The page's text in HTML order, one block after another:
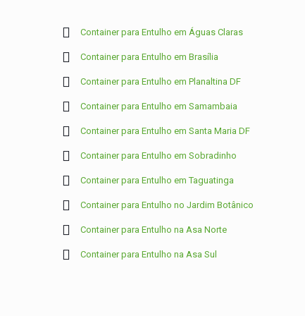
Container para Entulho em Águas Claras
Container para Entulho em Brasília
Container para Entulho em Planaltina DF
Container para Entulho em Samambaia
Container para Entulho em Santa Maria DF
Container para Entulho em Sobradinho
Container para Entulho em Taguatinga
Container para Entulho no Jardim Botânico
Container para Entulho na Asa Norte
Container para Entulho na Asa Sul